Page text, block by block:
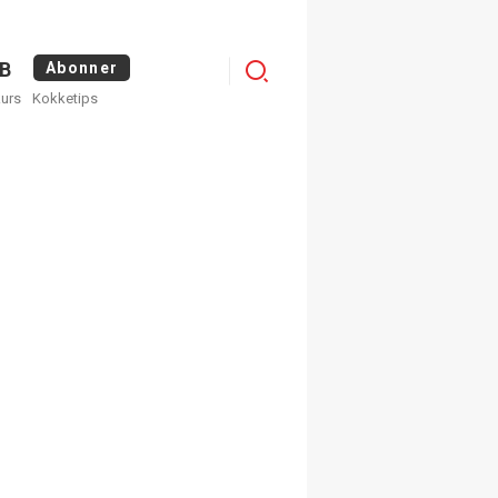
Abonner
Kokketips
Logg